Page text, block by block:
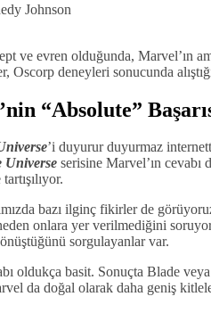
Johnson
ve evren olduğunda, Marvel’ın
Oscorp deneyleri sonucunda
“Absolute”
’i duyurur duyurmaz
Universe serisine Marvel’ın
bazı ilginç fikirler de
onlara yer verilmediğini
sorgulayanlar var.
oldukça basit. Sonuçta Blade
da doğal olarak daha geniş